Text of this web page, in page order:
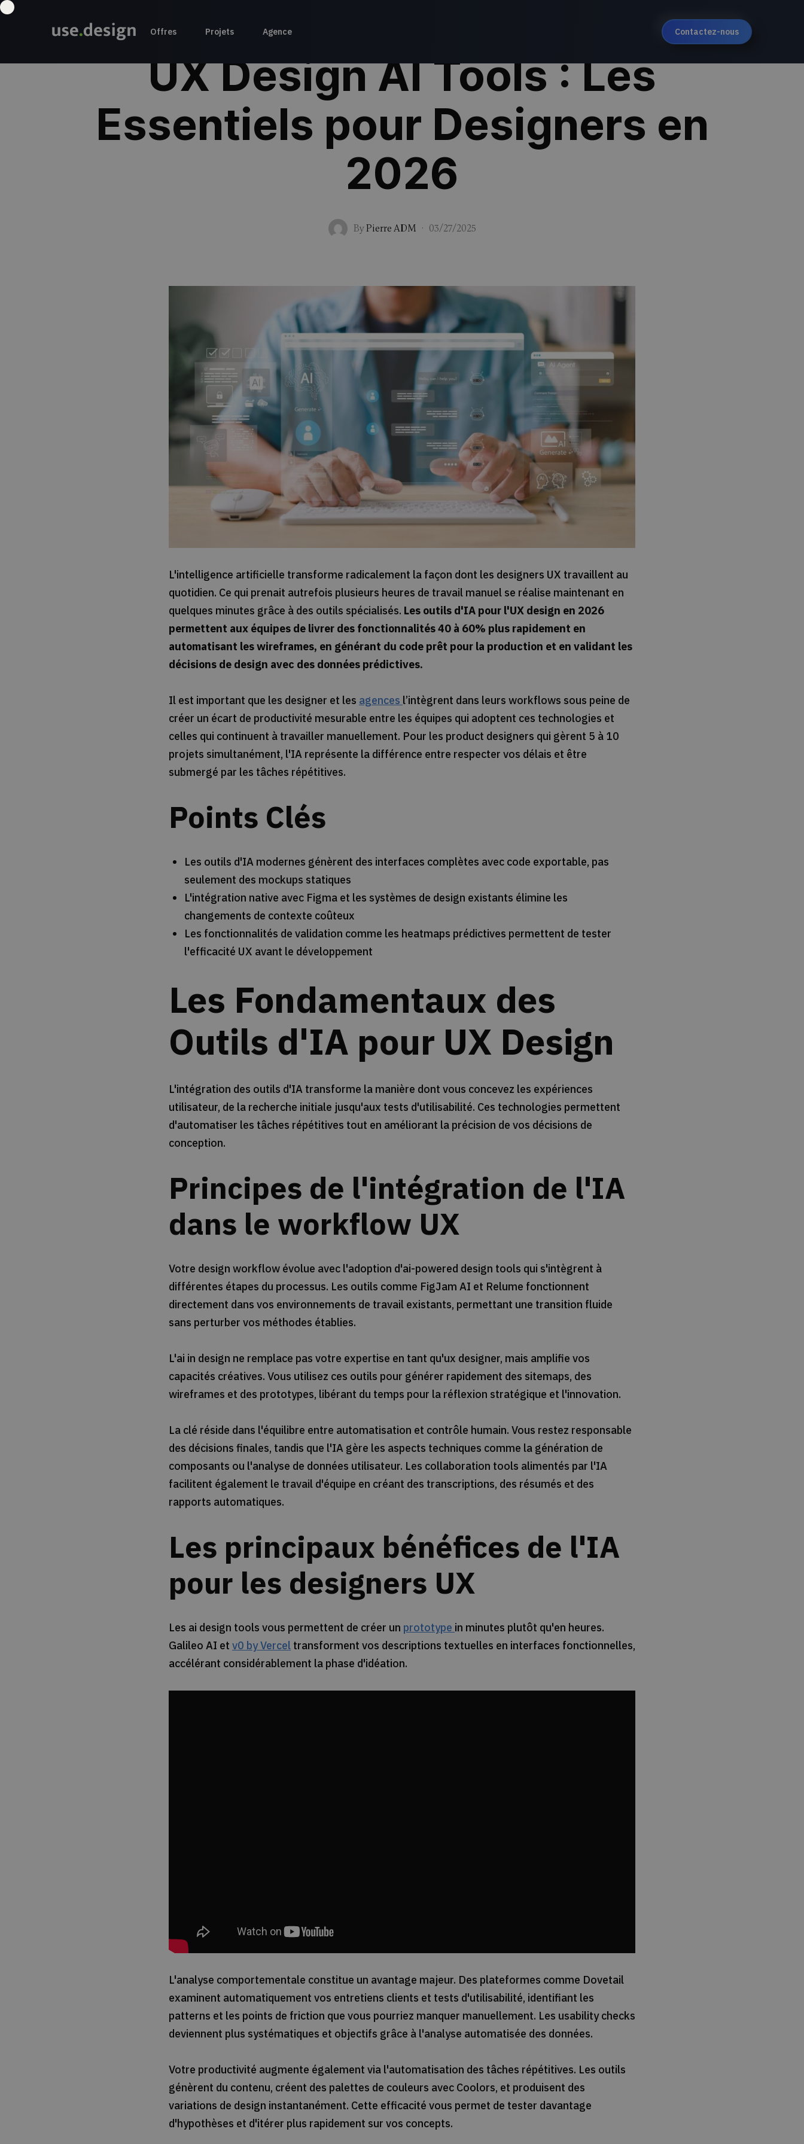
Offres Projets Agence Contactez-nous
UX Design AI Tools : Les
Essentiels pour Designers en
2026
ByPierre ADM · 03/27/2025
L'intelligence artificielle transforme radicalement la façon dont les designers UX travaillent au
quotidien. Ce qui prenait autrefois plusieurs heures de travail manuel se réalise maintenant en
quelques minutes grâce à des outils spécialisés. Les outils d'IA pour l'UX design en 2026
permettent aux équipes de livrer des fonctionnalités 40 à 60% plus rapidement en
automatisant les wireframes, en générant du code prêt pour la production et en validant les
décisions de design avec des données prédictives.
Il est important que les designer et les agences l’intègrent dans leurs workflows sous peine de
créer un écart de productivité mesurable entre les équipes qui adoptent ces technologies et
celles qui continuent à travailler manuellement. Pour les product designers qui gèrent 5 à 10
projets simultanément, l'IA représente la différence entre respecter vos délais et être
submergé par les tâches répétitives.
Points Clés
Les outils d'IA modernes génèrent des interfaces complètes avec code exportable, pas
seulement des mockups statiques
L'intégration native avec Figma et les systèmes de design existants élimine les
changements de contexte coûteux
Les fonctionnalités de validation comme les heatmaps prédictives permettent de tester
l'efficacité UX avant le développement
Les Fondamentaux des
Outils d'IA pour UX Design
L'intégration des outils d'IA transforme la manière dont vous concevez les expériences
utilisateur, de la recherche initiale jusqu'aux tests d'utilisabilité. Ces technologies permettent
d'automatiser les tâches répétitives tout en améliorant la précision de vos décisions de
conception.
Principes de l'intégration de l'IA
dans le workflow UX
Votre design workflow évolue avec l'adoption d'ai-powered design tools qui s'intègrent à
différentes étapes du processus. Les outils comme FigJam AI et Relume fonctionnent
directement dans vos environnements de travail existants, permettant une transition fluide
sans perturber vos méthodes établies.
L'ai in design ne remplace pas votre expertise en tant qu'ux designer, mais amplifie vos
capacités créatives. Vous utilisez ces outils pour générer rapidement des sitemaps, des
wireframes et des prototypes, libérant du temps pour la réflexion stratégique et l'innovation.
La clé réside dans l'équilibre entre automatisation et contrôle humain. Vous restez responsable
des décisions finales, tandis que l'IA gère les aspects techniques comme la génération de
composants ou l'analyse de données utilisateur. Les collaboration tools alimentés par l'IA
facilitent également le travail d'équipe en créant des transcriptions, des résumés et des
rapports automatiques.
Les principaux bénéfices de l'IA
pour les designers UX
Les ai design tools vous permettent de créer un prototype in minutes plutôt qu'en heures.
Galileo AI et v0 by Vercel transforment vos descriptions textuelles en interfaces fonctionnelles,
accélérant considérablement la phase d'idéation.
L'analyse comportementale constitue un avantage majeur. Des plateformes comme Dovetail
examinent automatiquement vos entretiens clients et tests d'utilisabilité, identifiant les
patterns et les points de friction que vous pourriez manquer manuellement. Les usability checks
deviennent plus systématiques et objectifs grâce à l'analyse automatisée des données.
Votre productivité augmente également via l'automatisation des tâches répétitives. Les outils
génèrent du contenu, créent des palettes de couleurs avec Coolors, et produisent des
variations de design instantanément. Cette efficacité vous permet de tester davantage
d'hypothèses et d'itérer plus rapidement sur vos concepts.